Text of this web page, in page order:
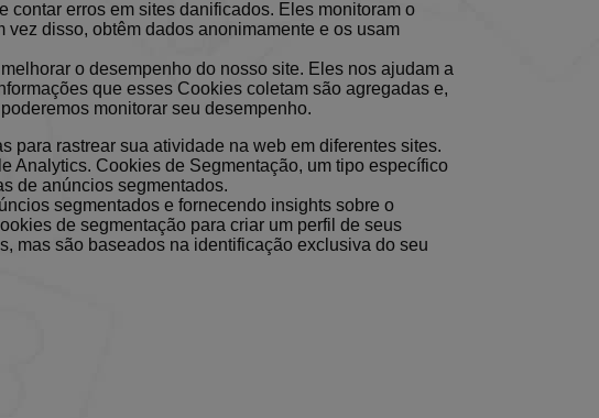
erros em sites danificados. Eles monitoram o
disso, obtêm dados anonimamente e os usam
o desempenho do nosso site. Eles nos ajudam a
que esses Cookies coletam são agregadas e,
monitorar seu desempenho.
para rastrear sua atividade na web em diferentes sites.
Analytics. Cookies de Segmentação, um tipo específico
de anúncios segmentados.
segmentados e fornecendo insights sobre o
de segmentação para criar um perfil de seus
mas são baseados na identificação exclusiva do seu